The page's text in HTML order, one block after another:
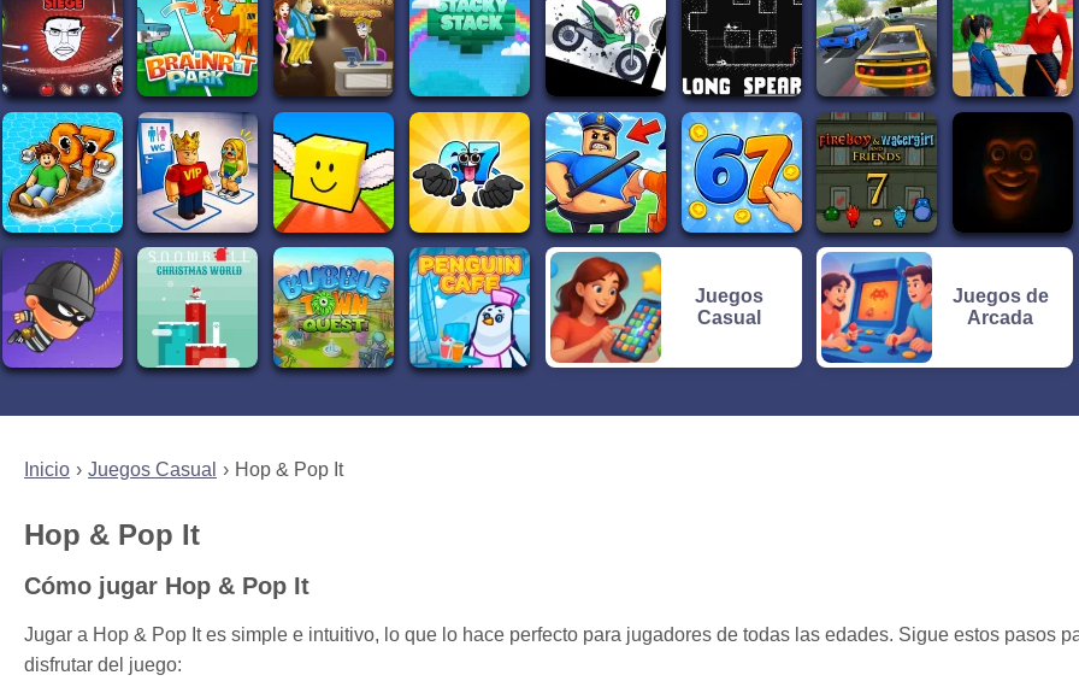
Inicio Juegos Casual Hop & Pop It
Hop & Pop It
Cómo jugar Hop & Pop It
Jugar a Hop & Pop It es simple e intuitivo, lo que lo hace perfecto para jugadores de todas las edades. Sigue estos pasos
disfrutar del juego:
Juegos
Casual
Juegos de
Arcada